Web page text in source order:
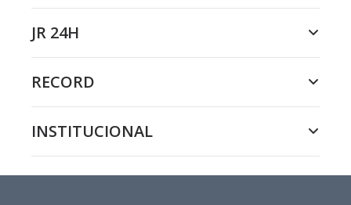
JR 24H
RECORD
INSTITUCIONAL